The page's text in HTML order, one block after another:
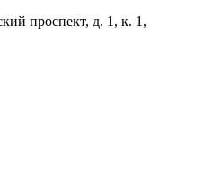
проспект, д. 1, к. 1,